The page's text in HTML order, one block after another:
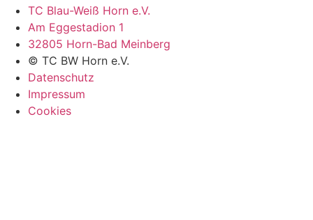
TC Blau-Weiß Horn e.V.
Am Eggestadion 1
32805 Horn-Bad Meinberg
© TC BW Horn e.V.
Datenschutz
Impressum
Cookies